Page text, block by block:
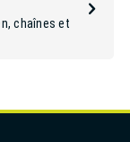
chaînes et